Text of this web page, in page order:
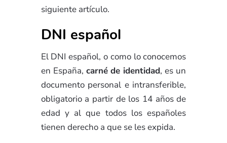
siguiente artículo.
DNI español
El DNI español, o como lo conocemos
en España, carné de identidad, es un
documento personal e intransferible,
obligatorio a partir de los 14 años de
edad y al que todos los españoles
tienen derecho a que se les expida.